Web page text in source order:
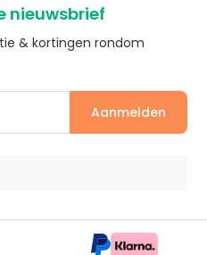
nieuwsbrief
& kortingen rondom